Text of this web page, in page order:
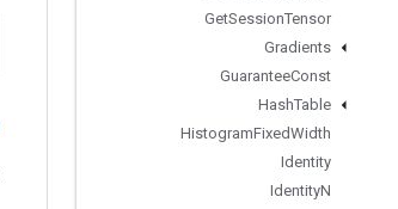
GetSessionTensor
Gradients
GuaranteeConst
HashTable
HistogramFixedWidth
Identity
IdentityN